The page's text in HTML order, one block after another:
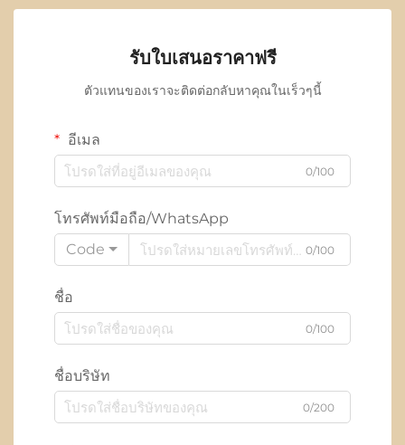
รับใบเสนอราคาฟรี
ตัวแทนของเราจะติดต่อกลับหาคุณในเร็วๆนี้
อีเมล
0/100
โทรศัพท์มือถือ/WhatsApp
Code
0/100
ชื่อ
0/100
ชื่อบริษัท
0/200